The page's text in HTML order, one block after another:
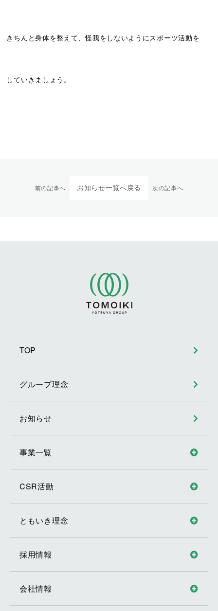
きちんと身体を整えて、怪我をしないようにスポーツ活動を
していきましょう。
前の記事へ お知らせ一覧へ戻る 次の記事へ
TOP
グループ理念
お知らせ
事業一覧
CSR活動
ともいき理念
採用情報
会社情報